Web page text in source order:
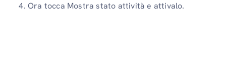
4. Ora tocca Mostra stato attività e attivalo.